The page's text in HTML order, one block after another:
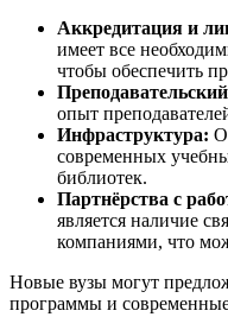
Аккредитация и
имеет все
чтобы обеспечить
опыт
Инфраструктура:
современных
библиотек.
Партнёрства с
является наличие
компаниями, что
Новые вузы могут
программы и